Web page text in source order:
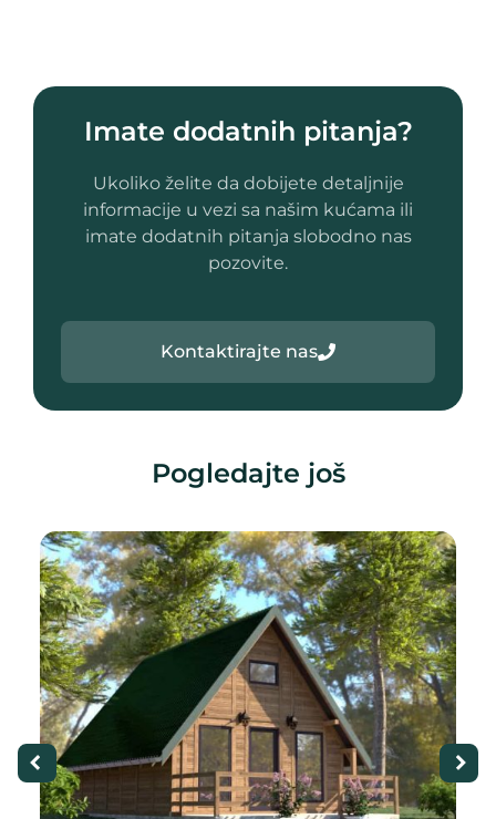
Imate dodatnih pitanja?
Ukoliko želite da dobijete detaljnije
informacije u vezi sa našim kućama ili
imate dodatnih pitanja slobodno nas
pozovite.
Kontaktirajte nas
Pogledajte još
Kategorija
A frame
1 44.36